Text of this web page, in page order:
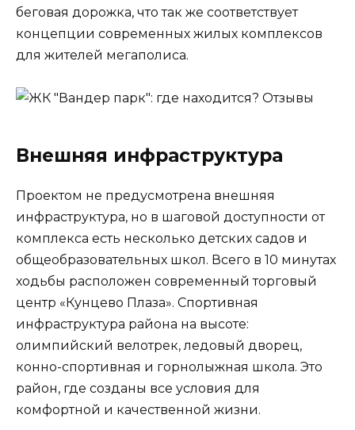
беговая дорожка, что так же соответствует
концепции современных жилых комплексов
для жителей мегаполиса.
Внешняя инфраструктура
Проектом не предусмотрена внешняя
инфраструктура, но в шаговой доступности от
комплекса есть несколько детских садов и
общеобразовательных школ. Всего в 10 минутах
ходьбы расположен современный торговый
центр «Кунцево Плаза». Спортивная
инфраструктура района на высоте:
олимпийский велотрек, ледовый дворец,
конно-спортивная и горнолыжная школа. Это
район, где созданы все условия для
комфортной и качественной жизни.